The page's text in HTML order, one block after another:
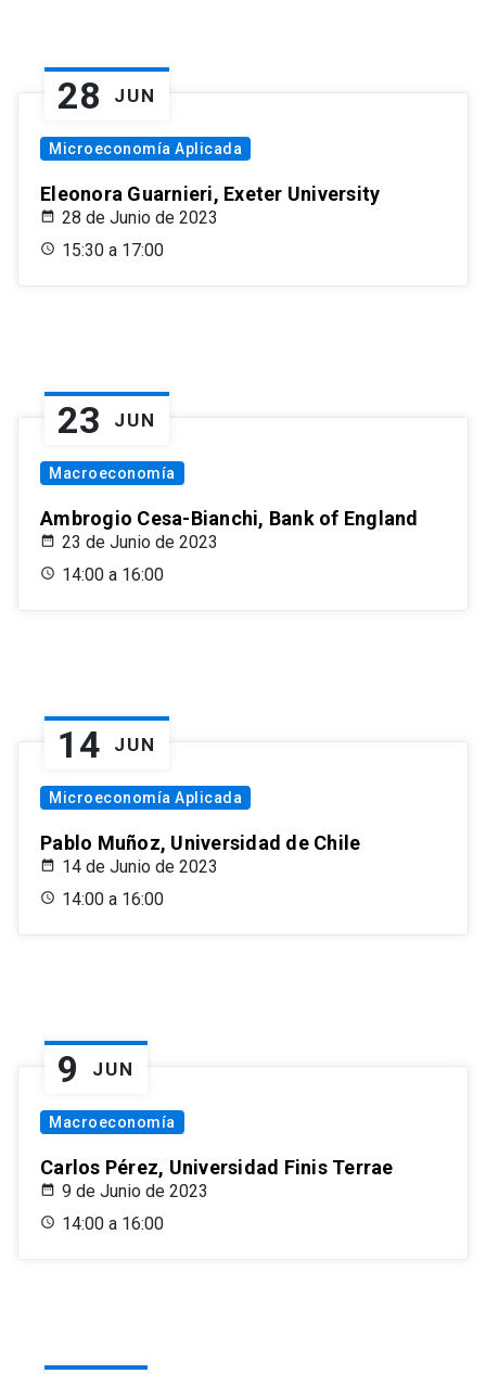
28 JUN
Microeconomía Aplicada
Eleonora Guarnieri, Exeter University
28 de Junio de 2023
15:30 a 17:00
23 JUN
Macroeconomía
Ambrogio Cesa-Bianchi, Bank of England
23 de Junio de 2023
14:00 a 16:00
14 JUN
Microeconomía Aplicada
Pablo Muñoz, Universidad de Chile
14 de Junio de 2023
14:00 a 16:00
9 JUN
Macroeconomía
Carlos Pérez, Universidad Finis Terrae
9 de Junio de 2023
14:00 a 16:00